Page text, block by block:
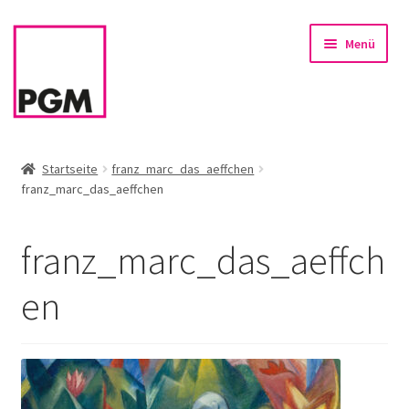
Zur
Zum
Menü
News
öffnen
Referenzen
Startseite
franz_marc_das_aeffchen
franz_marc_das_aeffchen
franz_marc_das_aeffch
en